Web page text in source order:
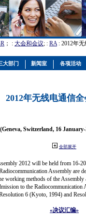
； : 大会和会议; : RA: 2012年
2012年无线电通信
Switzerland, 16
全部展开
2012 will be held from 16-
Assembly are
working methods of the
to the
6 (Kyoto, 1994) and
«决议汇编»
大部门 新闻室 各项活动